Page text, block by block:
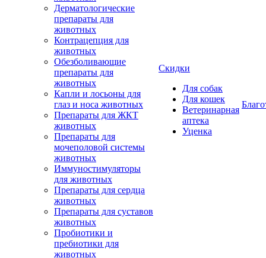
Дерматологические
препараты для
животных
Контрацепция для
животных
Обезболивающие
препараты для
животных
Капли и лосьоны для
глаз и носа животных
Препараты для ЖКТ
животных
Препараты для
мочеполовой системы
животных
Иммуностимуляторы
для животных
Препараты для сердца
животных
Препараты для суставов
животных
Пробиотики и
пребиотики для
животных
Скидки
Для собак
Для кошек
Ветеринарная
аптека
Уценка